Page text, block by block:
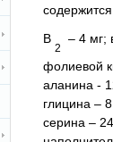
В
2
– 4 мг;
фолиевой
аланина -
глицина –
серина –